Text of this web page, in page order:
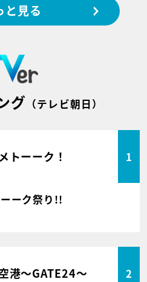
と見る
グ （テレビ朝日）
トーーク！ 1
ーク祭り!!
港～GATE24～ 2